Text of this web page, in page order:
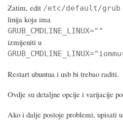
Zatim, edit /etc/default/grub
linija koja ima
GRUB_CMDLINE_LINUX=""
izmijeniti u
Restart ubuntua i usb bi trebao raditi.
Ovdje su detaljne opcije i varijacije
Ako i dalje postoje problemi, upisati